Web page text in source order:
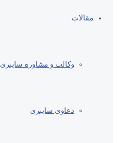
مقالات
وکالت و مشاوره سایبری
دعاوی سایبری